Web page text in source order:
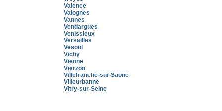
Valence
Valognes
Vannes
Vendargues
Venissieux
Versailles
Vesoul
Vichy
Vienne
Vierzon
Villefranche-sur-Saone
Villeurbanne
Vitry-sur-Seine